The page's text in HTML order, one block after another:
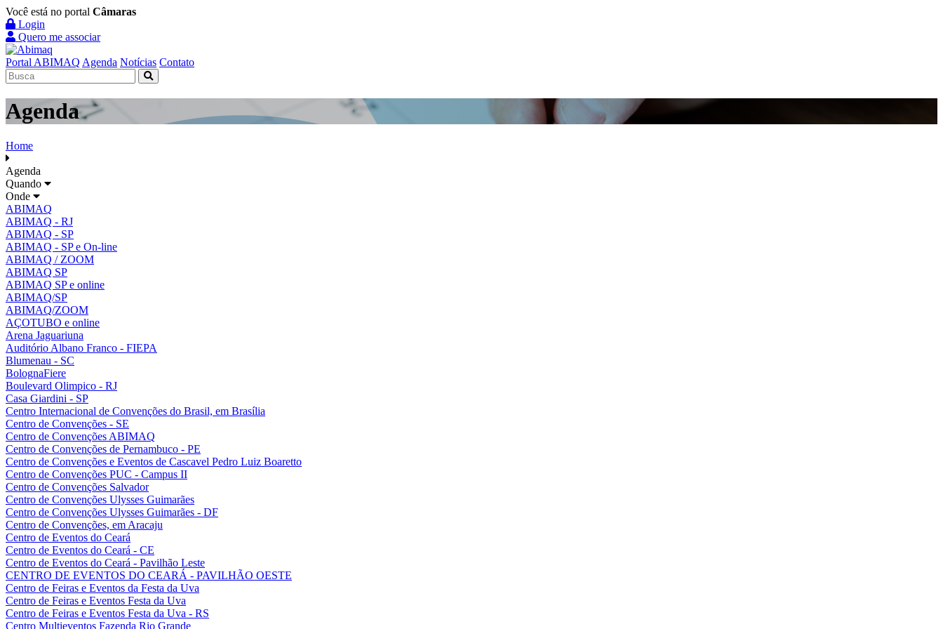
Você está no portal Câmaras
Login
Quero me associar
Portal ABIMAQ Agenda Notícias Contato
Agenda
Home
Agenda
Quando
Onde
ABIMAQ
ABIMAQ - RJ
ABIMAQ - SP
ABIMAQ - SP e On-line
ABIMAQ / ZOOM
ABIMAQ SP
ABIMAQ SP e online
ABIMAQ/SP
ABIMAQ/ZOOM
AÇOTUBO e online
Arena Jaguariuna
Auditório Albano Franco - FIEPA
Blumenau - SC
BolognaFiere
Boulevard Olimpico - RJ
Casa Giardini - SP
Centro Internacional de Convenções do Brasil, em Brasília
Centro de Convenções - SE
Centro de Convenções ABIMAQ
Centro de Convenções de Pernambuco - PE
Centro de Convenções e Eventos de Cascavel Pedro Luiz Boaretto
Centro de Convenções PUC - Campus II
Centro de Convenções Salvador
Centro de Convenções Ulysses Guimarães
Centro de Convenções Ulysses Guimarães - DF
Centro de Convenções, em Aracaju
Centro de Eventos do Ceará
Centro de Eventos do Ceará - CE
Centro de Eventos do Ceará - Pavilhão Leste
CENTRO DE EVENTOS DO CEARÁ - PAVILHÃO OESTE
Centro de Feiras e Eventos da Festa da Uva
Centro de Feiras e Eventos Festa da Uva
Centro de Feiras e Eventos Festa da Uva - RS
Centro Multieventos Fazenda Rio Grande